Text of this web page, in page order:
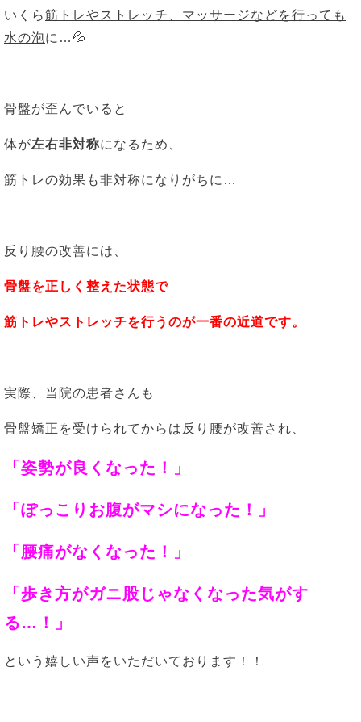
いくら筋トレやストレッチ、マッサージなどを行っても
水の泡に…💦
骨盤が歪んでいると
体が左右非対称になるため、
筋トレの効果も非対称になりがちに…
反り腰の改善には、
骨盤を正しく整えた状態で
筋トレやストレッチを行うのが一番の近道です。
実際、当院の患者さんも
骨盤矯正を受けられてからは反り腰が改善され、
「姿勢が良くなった！」
「ぽっこりお腹がマシになった！」
「腰痛がなくなった！」
「歩き方がガニ股じゃなくなった気がす
る…！」
という嬉しい声をいただいております！！